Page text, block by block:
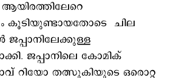
ആയിരത്തിലേറെ
കൂടിയുണ്ടായതോടെ ചില
ജപ്പാനിലേക്കുള്ള
ജപ്പാനിലെ കോമിക്
റിയോ തത്സുകിയുടെ ഒരൊറ്റ